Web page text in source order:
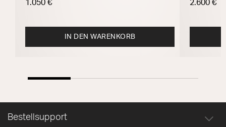
1.050 €
IN DEN WARENKORB
2.600 €
Bestellsupport